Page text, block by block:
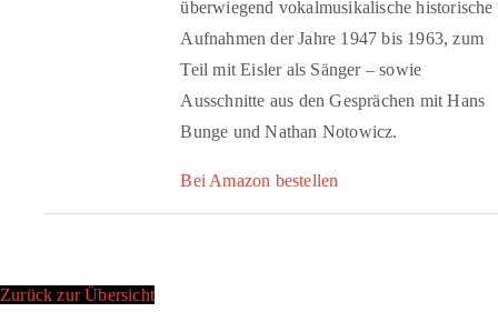
überwiegend vokalmusikalische historische
Aufnahmen der Jahre 1947 bis 1963, zum
Teil mit Eisler als Sänger – sowie
Ausschnitte aus den Gesprächen mit Hans
Bunge und Nathan Notowicz.
Bei Amazon bestellen
Zurück zur Übersicht